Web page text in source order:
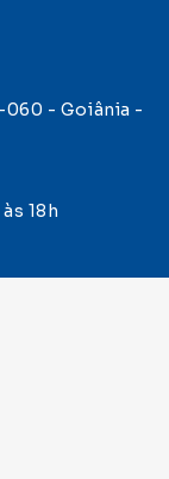
060 - Goiânia -
18h